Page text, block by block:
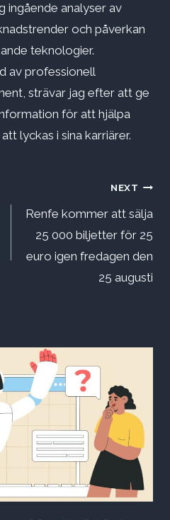
ingående analyser av
och påverkan
teknologier.
av professionell
strävar jag efter att ge
för att hjälpa
lyckas i sina karriärer.
NEXT
Renfe kommer att sälja
25 000 biljetter för 25
euro igen fredagen den
25 augusti